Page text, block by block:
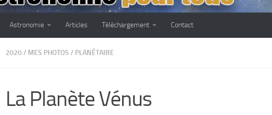
Astronomie Articles Téléchargement Contact
2020/ MES PHOTOS / PLANÉTAIRE
La Planète Vénus